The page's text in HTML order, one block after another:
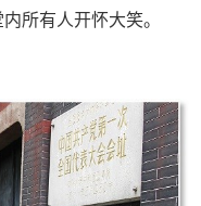
所有人开怀大笑。